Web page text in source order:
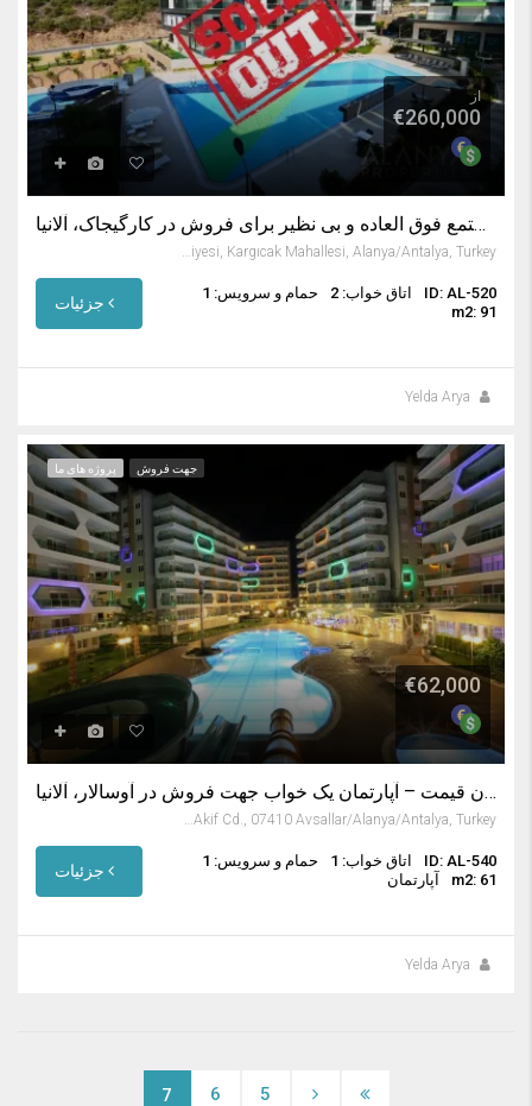
از
€260,000
آپارتمان فروشی درآلانیا ترکیه – مجتمع فوق العاده و بی نظیر برای فروش در کارگیجاک، آلانیا
ID: AL-520 اتاق خواب: 2
حمام و سرویس: 1
m2: 91
Yelda Arya
جهت فروش پروژه های ما
€62,000
آلانیا ترکیه خرید آپارتمان ارزان قیمت – آپارتمان یک خواب جهت فروش در آوسالار، آلانیا
no:29,, Mehmet Akif Cd., 07410 Avsallar/Alanya/Antalya, Turkey
ID: AL-540 اتاق خواب: 1
حمام و سرویس: 1
m2: 61
آپارتمان
Yelda Arya
5
6
7